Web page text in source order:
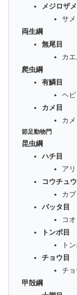
メジロザ
サメ
両生綱
無尾目
カ
爬虫綱
有鱗目
ヘ
カメ目
カメ
節足動物門
昆虫綱
ハチ目
ア
コウチュ
カ
バッタ目
コ
トンボ目
ト
チョウ目
チョ
甲殻綱